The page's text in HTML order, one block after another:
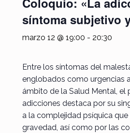
síntoma subjetivo
marzo 12 @ 19:00 - 20:30
Entre los síntomas del
englobados como urgencias
ámbito de la Salud Mental, el
adicciones destaca por su
a la complejidad psíquica
gravedad, así como por las